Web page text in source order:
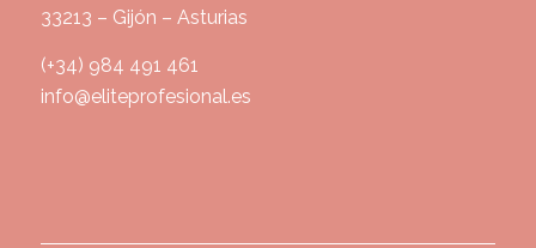
33213 – Gijón – Asturias
(+34) 984 491 461
info@eliteprofesional.es